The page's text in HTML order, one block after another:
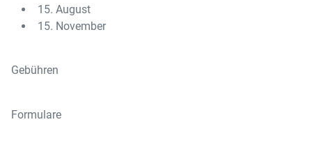
August
November
Gebühren
Formulare